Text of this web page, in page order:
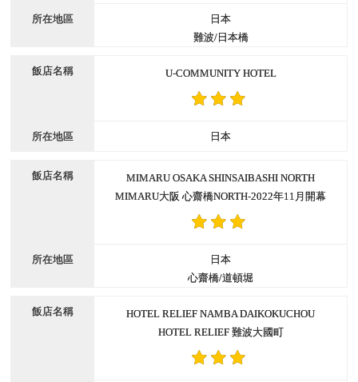
日本
難波/日本橋
U-COMMUNITY HOTEL
日本
MIMARU OSAKA SHINSAIBASHI NORTH
MIMARU大阪 心齋橋NORTH-2022年11月開幕
日本
心齋橋/道頓堀
HOTEL RELIEF NAMBA DAIKOKUCHOU
HOTEL RELIEF 難波大國町